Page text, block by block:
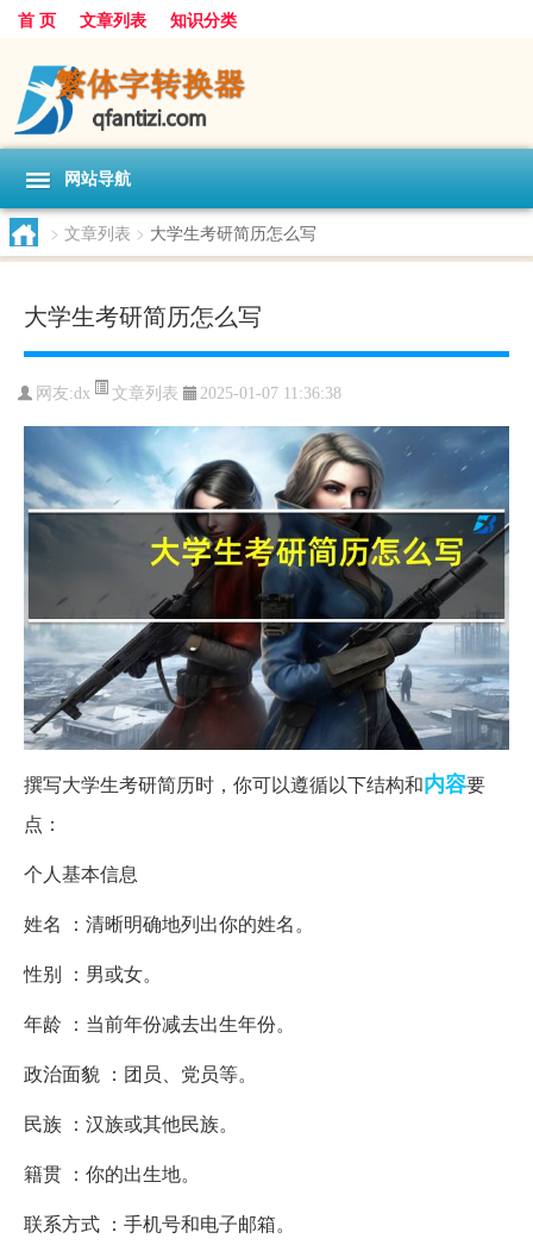
首 页 文章列表 知识分类
网站导航
> 文章列表 > 大学生考研简历怎么写
大学生考研简历怎么写
网友:dx 文章列表 2025-01-07 11:36:38
撰写大学生考研简历时，你可以遵循以下结构和内容要
点：
个人基本信息
姓名 ：清晰明确地列出你的姓名。
性别 ：男或女。
年龄 ：当前年份减去出生年份。
政治面貌 ：团员、党员等。
民族 ：汉族或其他民族。
籍贯 ：你的出生地。
联系方式 ：手机号和电子邮箱。